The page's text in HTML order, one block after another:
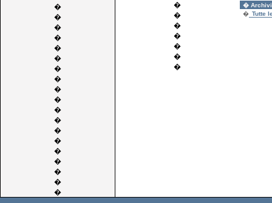
�
�
�
�
�
�
�
�
�
�
�
�
�
�
�
�
�
�
�
�
�
�
�
�
�
�
�
� Tutte